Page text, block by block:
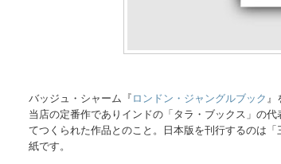
バッジュ・シャーム『ロンドン・ジャングルブック』
当店の定番作でありインドの「タラ・ブックス」の
てつくられた作品とのこと。日本版を刊行するのは
紙です。